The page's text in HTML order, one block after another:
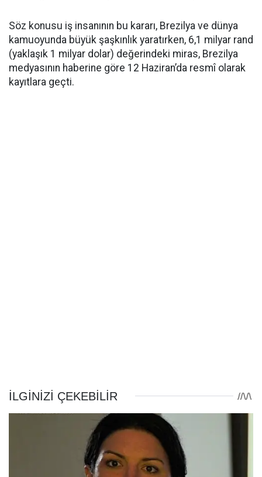
Söz konusu iş insanının bu kararı, Brezilya ve dünya
kamuoyunda büyük şaşkınlık yaratırken, 6,1 milyar rand
(yaklaşık 1 milyar dolar) değerindeki miras, Brezilya
medyasının haberine göre 12 Haziran’da resmî olarak
kayıtlara geçti.